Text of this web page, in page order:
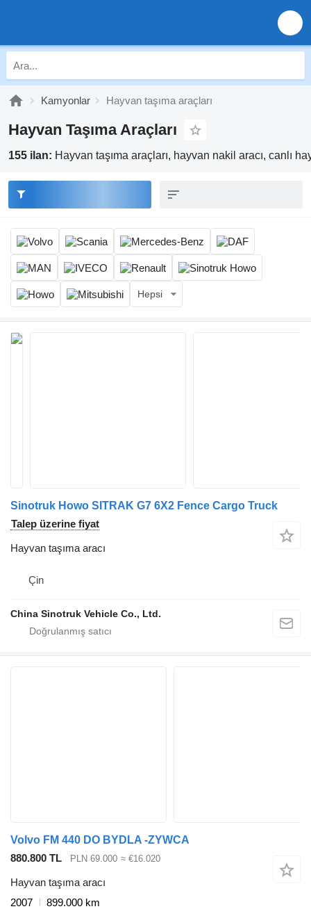
Kamyonlar Hayvan taşıma araçları
Hayvan Taşıma Araçları
155 ilan: Hayvan taşıma araçları, hayvan nakil aracı, canlı
Hepsi
Sinotruk Howo SITRAK G7 6X2 Fence Cargo Truck
Talep üzerine fiyat
Hayvan taşıma aracı
Çin
China Sinotruk Vehicle Co., Ltd.
Volvo FM 440 DO BYDLA -ZYWCA
880.800 TL
PLN 69.000 ≈ €16.020
Hayvan taşıma aracı
2007
899.000 km